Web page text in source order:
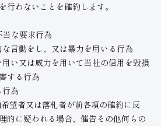
行わないことを確約します。
な要求行為
言動をし、又は暴力を用いる行為
い又は威力を用いて当社の信用を毀損
する行為
行為
望者又は落札者が前各項の確約に反
的に疑われる場合、催告その他何らの